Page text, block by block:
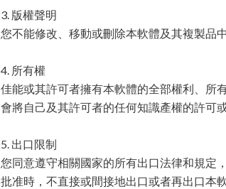
3. 版權聲明
您不能修改、移動或刪除本軟體及其複製品
4. 所有權
佳能或其許可者擁有本軟體的全部權利、所
會將自己及其許可者的任何知識產權的許可
5. 出口限制
您同意遵守相關國家的所有出口法律和規定
批准時，不直接或間接地出口或者再出口本軟